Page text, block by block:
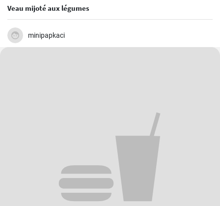
Veau mijoté aux légumes
minipapkaci